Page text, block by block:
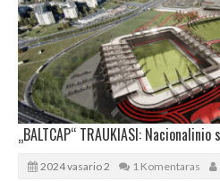
2024 vasario 2 1 Komentaras